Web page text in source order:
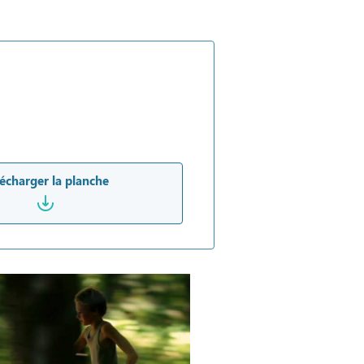
la planche